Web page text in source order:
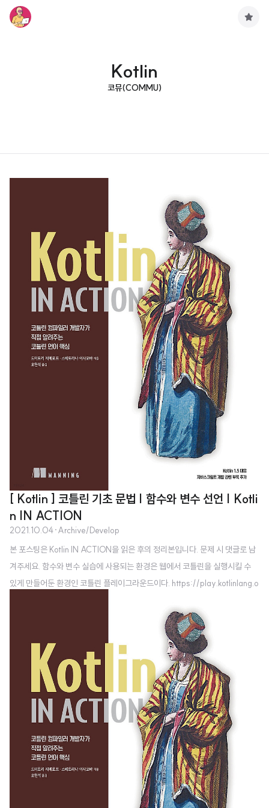
Kotlin
코뮤(COMMU)
[ Kotlin ] 코틀린 기초 문법 | 함수와 변수 선언 | Kotli
n IN ACTION
2021.10.04·Archive/Develop
본 포스팅은 Kotlin IN ACTION을 읽은 후의 정리본입니다. 문제 시 댓글로 남
겨주세요. 함수와 변수 실습에 사용되는 환경은 웹에서 코틀린을 실행시킬 수
있게 만들어둔 환경인 코틀린 플레이그라운드이다. https://play.kotlinlang.o
iYXJncyI6IiIsIm5vbmVNYXJrZXJzIjp0cnVlLCJ0aGVtZSI6ImlkZW
EiLCJjb2RlIjoiLyoqXG4gKiBZb3UgY2FuIGVkaXQsIHJ1biwgYW5kIH
NoYXJlIHRoaXMgY29kZS4gXG4gKiBwbGF5LmtvdGxpbmxhbmcu
b3JnIFxuICovXG5cbmZ1biBtYWluKCkge1xuICA..
구